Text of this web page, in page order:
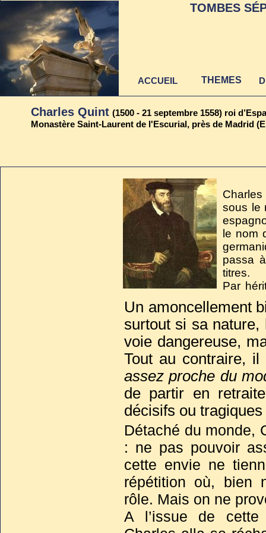
Charles Quint (1500 - 21 septembre 1558) roi
Monastère Saint-Laurent de l'Escurial, près de Madrid
sous le
le nom
passa
titres.
Par
régnait
Détaché du monde,
: ne pas pouvoir
cette envie ne
répétition où, bien
rôle. Mais on ne
A l’issue de cette
Un amoncellement
surtout si sa nature,
voie dangereuse,
Tout au contraire,
assez proche du
de partir en
décisifs ou
Son rêve d'unité
irrémédiable
combats contre
Méditerranée et les
empire, eurent
TOMBES
ACCUEIL THEMES